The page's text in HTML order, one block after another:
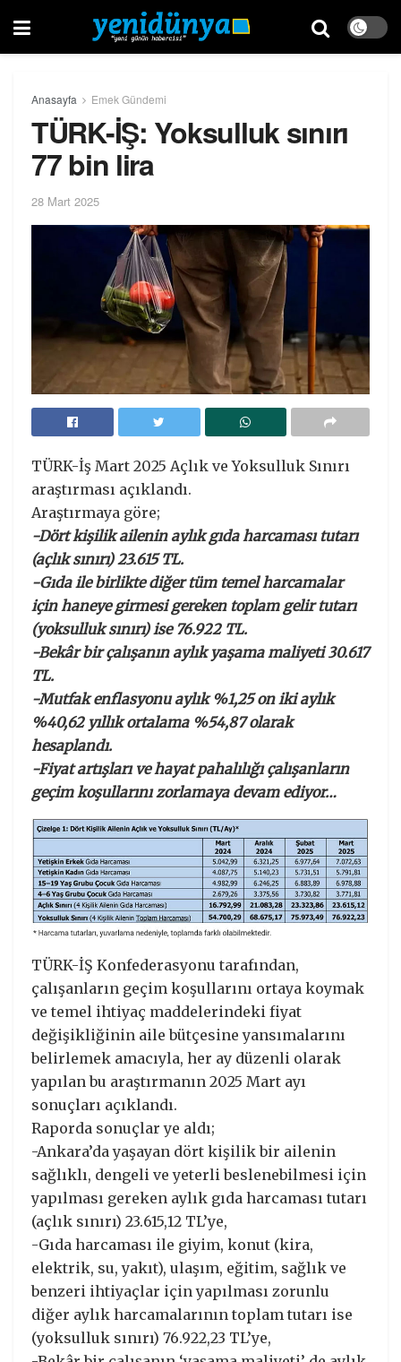
Anasayfa Emek Gündemi
TÜRK-İŞ: Yoksulluk sınırı
77 bin lira
28 Mart 2025
TÜRK-İş Mart 2025 Açlık ve Yoksulluk Sınırı
araştırması açıklandı.
Araştırmaya göre;
-Dört kişilik ailenin aylık gıda harcaması tutarı
(açlık sınırı) 23.615 TL.
-Gıda ile birlikte diğer tüm temel harcamalar
için haneye girmesi gereken toplam gelir tutarı
(yoksulluk sınırı) ise 76.922 TL.
-Bekâr bir çalışanın aylık yaşama maliyeti 30.617
TL.
-Mutfak enflasyonu aylık %1,25 on iki aylık
%40,62 yıllık ortalama %54,87 olarak
hesaplandı.
-Fiyat artışları ve hayat pahalılığı çalışanların
geçim koşullarını zorlamaya devam ediyor…
TÜRK-İŞ Konfederasyonu tarafından,
çalışanların geçim koşullarını ortaya koymak
ve temel ihtiyaç maddelerindeki fiyat
değişikliğinin aile bütçesine yansımalarını
belirlemek amacıyla, her ay düzenli olarak
yapılan bu araştırmanın 2025 Mart ayı
sonuçları açıklandı.
Raporda sonuçlar ye aldı;
-Ankara’da yaşayan dört kişilik bir ailenin
sağlıklı, dengeli ve yeterli beslenebilmesi için
yapılması gereken aylık gıda harcaması tutarı
(açlık sınırı) 23.615,12 TL’ye,
-Gıda harcaması ile giyim, konut (kira,
elektrik, su, yakıt), ulaşım, eğitim, sağlık ve
benzeri ihtiyaçlar için yapılması zorunlu
diğer aylık harcamalarının toplam tutarı ise
(yoksulluk sınırı) 76.922,23 TL’ye,